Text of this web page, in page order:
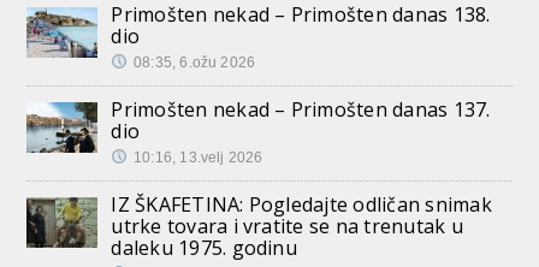
Primošten nekad – Primošten danas 138.
dio
08:35, 6.ožu 2026
Primošten nekad – Primošten danas 137.
dio
10:16, 13.velj 2026
IZ ŠKAFETINA: Pogledajte odličan snimak
utrke tovara i vratite se na trenutak u
daleku 1975. godinu